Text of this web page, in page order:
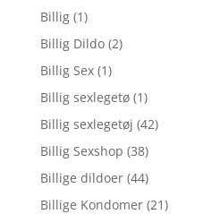
Billig (1)
Billig Dildo (2)
Billig Sex (1)
Billig sexlegetø (1)
Billig sexlegetøj (42)
Billig Sexshop (38)
Billige dildoer (44)
Billige Kondomer (21)